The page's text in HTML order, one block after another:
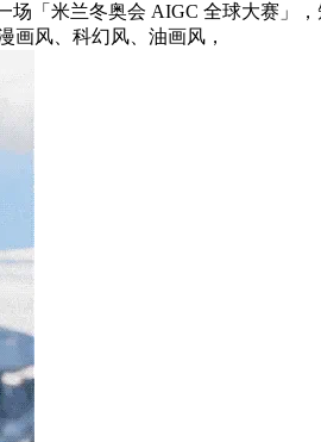
「米兰冬奥会 AIGC 全球大赛」
画风、科幻风、油画风，